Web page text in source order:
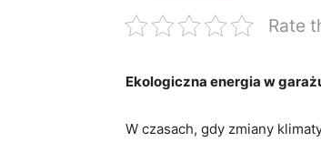
Rate
Ekologiczna energia w
W czasach,‍ gdy zmiany